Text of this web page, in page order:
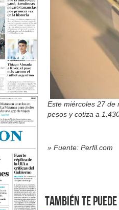
Este miércoles 27 de
pesos y cotiza a
» Fuente: Perfil.com
También te